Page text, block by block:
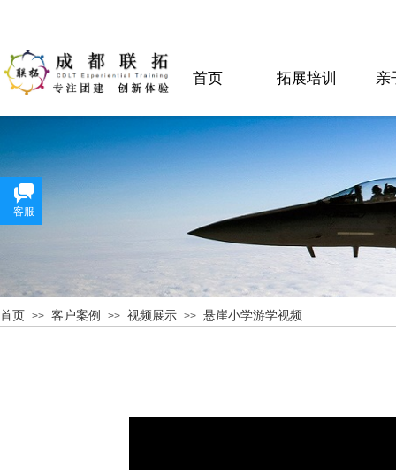
首页 拓展培训 亲
首页 >> 客户案例 >> 视频展示 >> 悬崖小学游学视频
客服